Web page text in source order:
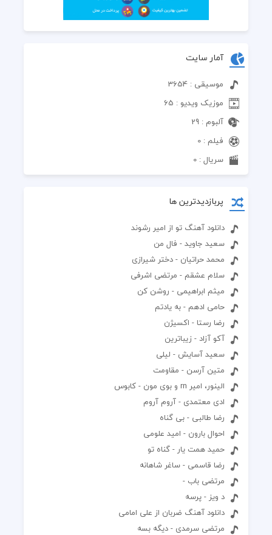
آمار سایت
موسیقی : 3654
موزیک ویدیو : 65
آلبوم : 29
فیلم : 0
سریال : 0
پربازدیدترین ها
دانلود آهنگ تو از امیر رشوند
سعید جاوید - فال من
محمد حراتیان - دختر شیرازی
سلام عشقم - مرتضی اشرفی
میثم ابراهیمی - روشن کن
حامی ادهم - به یادتم
رضا رستا - اکسیژن
آکو آزاد - زیباترین
سعید آسایش - لیلی
متین آرسن - مقاومت
الینور، امیر rn و بوی مون - کابوس
ادی معتمدی - آروم آروم
رضا طالبی - بی گناه
احوال بارون - امید علومی
حمید همت یار - گناه تو
رضا قاسمی - ساغر شاهانه
مرتضی باب -
د ویز - پرسه
دانلود آهنگ ضربان از علی امامی
مرتضی سرمدی - دیگه بسه